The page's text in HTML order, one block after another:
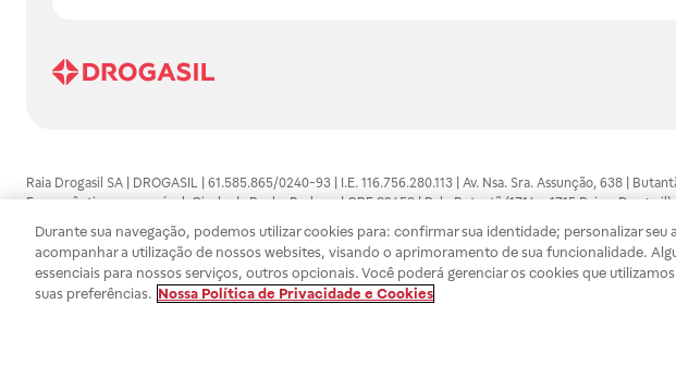
Raia Drogasil SA | DROGASIL | 61.585.865/0240-93 | I.E. 116.756.280.113 | Av. Nsa. Sra. Assunção, 638 |
Farmacêutico responsável: Gisele da Penha Barbosa | CRF 89453 | Polo Butantã (1714 e 1715 Raia e
automedicação e não substituem, em hipótese alguma, as orientações dadas pelo profissional da área
persistirem os sintomas, um médico deverá ser consultado. Os preços e promoções divulgados no site são
SA trabalha com as tecnologias mais avançadas de proteção de dados, para que você possa realizar suas
efetuados estão sujeitos à confirmação da disponibilidade de produto em nosso estoque.
Durante sua navegação, podemos utilizar cookies para: confirmar sua identidade; personalizar seu
acompanhar a utilização de nossos websites, visando o aprimoramento de sua funcionalidade.
essenciais para nossos serviços, outros opcionais. Você poderá gerenciar os cookies que
suas preferências. Nossa Política de Privacidade e Cookies